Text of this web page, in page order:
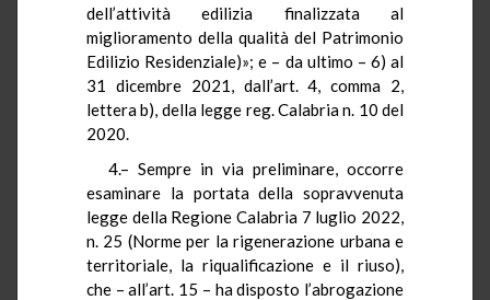
dell’attività edilizia finalizzata al
miglioramento della qualità del Patrimonio
Edilizio Residenziale)»; e – da ultimo – 6) al
31 dicembre 2021, dall’art. 4, comma 2,
lettera b), della legge reg. Calabria n. 10 del
2020.
4.– Sempre in via preliminare, occorre
esaminare la portata della sopravvenuta
legge della Regione Calabria 7 luglio 2022,
n. 25 (Norme per la rigenerazione urbana e
territoriale, la riqualificazione e il riuso),
che – all’art. 15 – ha disposto l’abrogazione